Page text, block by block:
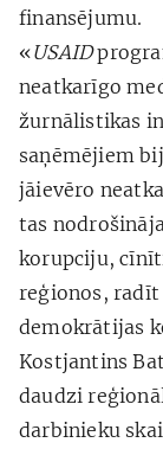
finansējumu.
«USAID
neatkarīgo
žurnālistikas
saņēmējiem
jāievēro
tas
korupciju,
reģionos,
demokrātijas
Kostjantins
daudzi
darbinieku